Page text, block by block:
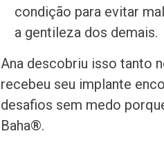
condição para evitar
a gentileza dos demais.
Ana descobriu isso tanto
recebeu seu implante
desafios sem medo
Baha®.